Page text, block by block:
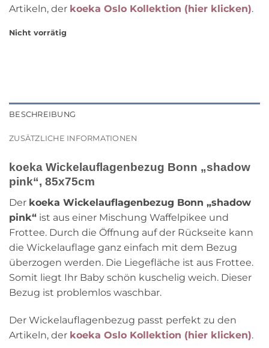
Artikeln, der koeka Oslo Kollektion (hier klicken).
Nicht vorrätig
BESCHREIBUNG
ZUSÄTZLICHE INFORMATIONEN
koeka Wickelauflagenbezug Bonn „shadow
pink“, 85x75cm
Der koeka Wickelauflagenbezug Bonn „shadow
pink“ ist aus einer Mischung Waffelpikee und
Frottee. Durch die Öffnung auf der Rückseite kann
die Wickelauflage ganz einfach mit dem Bezug
überzogen werden. Die Liegefläche ist aus Frottee.
Somit liegt Ihr Baby schön kuschelig weich. Dieser
Bezug ist problemlos waschbar.
Der Wickelauflagenbezug passt perfekt zu den
Artikeln, der koeka Oslo Kollektion (hier klicken).